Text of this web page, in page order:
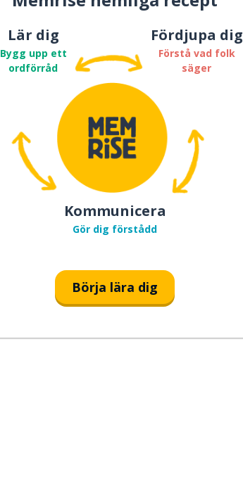
Lär dig
Bygg upp ett
ordförråd
Fördjupa dig
Förstå vad folk
säger
Kommunicera
Gör dig förstådd
Börja lära dig